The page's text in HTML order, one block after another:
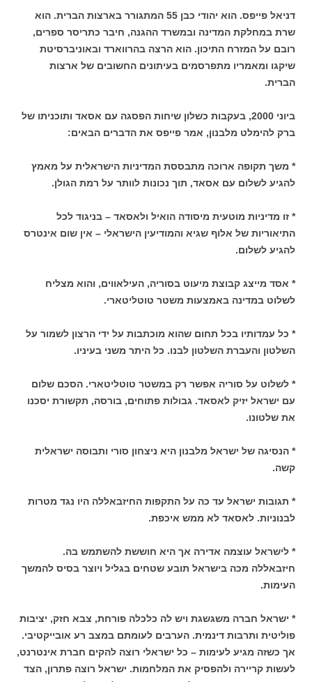
דניאל פייפס. הוא יהודי כבן 55 המתגורר בארצות הברית. הוא
שרת במחלקת המדינה ובמשרד ההגנה, חיבר כתריסר ספרים,
רובם על המזרח התיכון. הוא הרצה בהרווארד ובאוניברסיטת
שיקגו ומאמריו מתפרסמים בעיתונים החשובים של ארצות
הברית.
ביוני 2000, בעקבות כשלון שיחות הפסגה עם אסאד ותוכניתו של
ברק להימלט מלבנון, אמר פייפס את הדברים הבאים:
* משך תקופה ארוכה מתבססת המדיניות הישראלית על מאמץ
להגיע לשלום עם אסאד, תוך נכונות לוותר על רמת הגולן.
* זו מדיניות מוטעית מיסודה הואיל ולאסאד – בניגוד לכל
התיאוריות של אלוף שגיא והמודיעין הישראלי – אין שום אינטרס
להגיע לשלום.
* אסד מייצג קבוצת מיעוט בסוריה, העילאווים, והוא מצליח
לשלוט במדינה באמצעות משטר טוטליטארי.
* כל עמדותיו בכל תחום שהוא מוכתבות על ידי הרצון לשמור על
השלטון והעברת השלטון לבנו. כל היתר משני בעיניו.
* לשלוט על סוריה אפשר רק במשטר טוטליטארי. הסכם שלום
עם ישראל יזיק לאסאד. גבולות פתוחים, בורסה, תקשורת יסכנו
את שלטונו.
* הנסיגה של ישראל מלבנון היא ניצחון סורי ותבוסה ישראלית
קשה.
* תגובות ישראל עד כה על התקפות החיזבאללה היו נגד מטרות
לבנוניות. לאסאד לא ממש איכפת.
* לישראל עוצמה אדירה אך היא חוששת להשתמש בה.
חיזבאללה מכה בישראל תובע שטחים בגליל ויוצר בסיס להמשך
העימות.
* ישראל חברה משגשגת ויש לה כלכלה פורחת, צבא חזק, יציבות
פוליטית ותרבות דינמית. הערבים לעומתם במצב רע אובייקטיבי.
אך כשזה מגיע לעימות – כל ישראלי רוצה להקים חברת אינטרנט,
לעשות קריירה ולהפסיק את המלחמות. ישראל רוצה פתרון, הצד